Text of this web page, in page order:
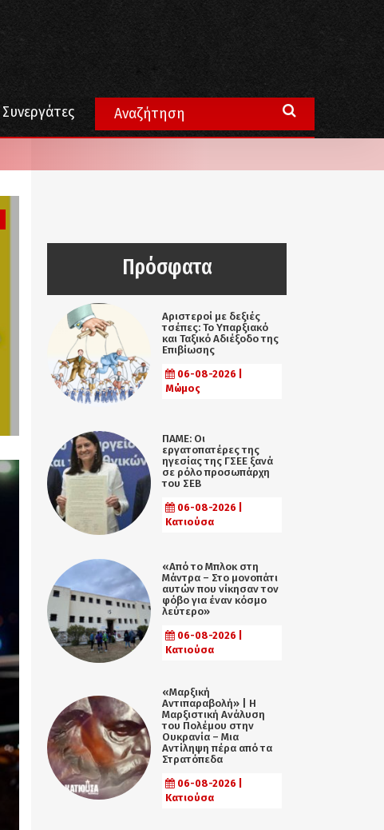
Συνεργάτες
Πρόσφατα
Αριστεροί με δεξιές
τσέπες: Το Υπαρξιακό
και Ταξικό Αδιέξοδο της
Επιβίωσης
06-08-2026 |
Μώμος
ΠΑΜΕ: Οι
εργατοπατέρες της
ηγεσίας της ΓΣΕΕ ξανά
σε ρόλο προσωπάρχη
του ΣΕΒ
06-08-2026 |
Κατιούσα
«Από το Μπλοκ στη
Μάντρα – Στο μονοπάτι
αυτών που νίκησαν τον
φόβο για έναν κόσμο
λεύτερο»
06-08-2026 |
Κατιούσα
«Μαρξική
Αντιπαραβολή» | Η
Μαρξιστική Ανάλυση
του Πολέμου στην
Ουκρανία – Μια
Αντίληψη πέρα από τα
Στρατόπεδα
06-08-2026 |
Κατιούσα